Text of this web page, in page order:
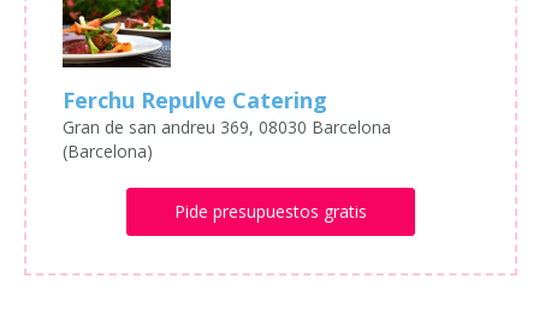
Ferchu Repulve Catering
Gran de san andreu 369, 08030 Barcelona
(Barcelona)
Pide presupuestos gratis